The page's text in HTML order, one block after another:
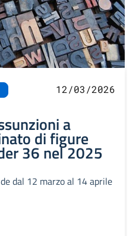
12/03/2026
a
di figure
36 nel 2025
dal 12 marzo al 14 aprile